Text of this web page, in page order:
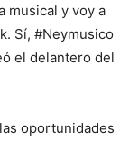
musical y voy a
Sí, #Neymusico
el delantero del
oportunidades